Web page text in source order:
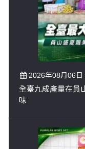
2026年08月06日
全臺九成產量在員
味